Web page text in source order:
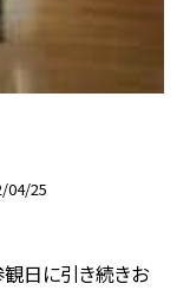
04/25
日に引き続きお